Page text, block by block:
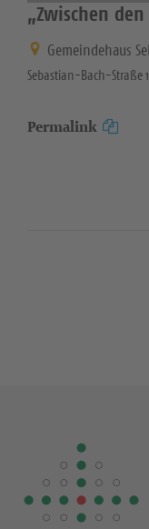
„Zwischen
Gemeindehaus
Sebastian-Bach-Straße
Permalink